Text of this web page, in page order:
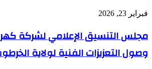
فبراير 23, 2026
مجلس التنسيق الإعلامي لشركة
وصول التعزيزات الفنية لولاية